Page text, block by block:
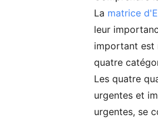
La matrice
leur
important est
quatre
Les quatre
urgentes et
urgentes, se